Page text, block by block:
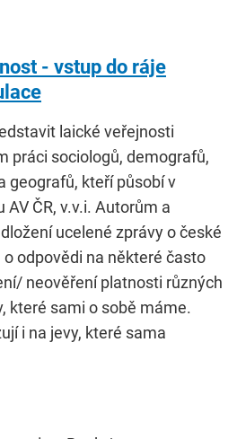
- vstup do ráje
laické veřejnosti
práci sociologů, demografů,
geografů, kteří působí v
ČR, v.v.i. Autorům a
ucelené zprávy o české
odpovědi na některé často
neověření platnosti různých
které sami o sobě máme.
i na jevy, které sama